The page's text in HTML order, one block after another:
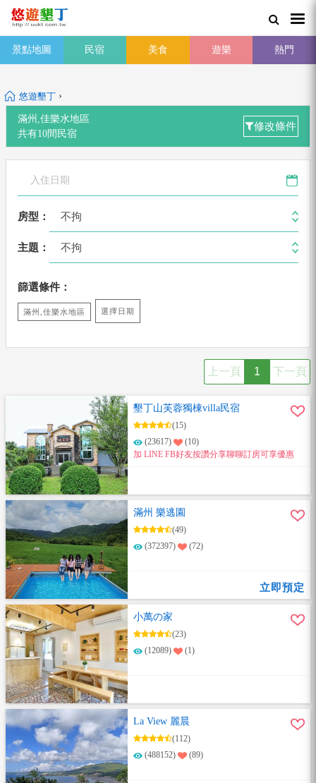
景點地圖 民宿 美食 遊樂 熱門
悠遊墾丁 ›
滿州,佳樂水地區
共有10間 民宿
修改條件
房型： 不拘
主題： 不拘
篩選條件：
滿州,佳樂水地區 選擇日期
上一頁 1 下一頁
墾丁山芙蓉獨棟villa民宿
(15)
(23617)
(10)
加 LINE FB好友按讚分享聊聊訂房可享優惠
滿州 樂逃園
(49)
(372397)
(72)
立即預定
小萬の家
(23)
(12089)
(1)
La View 麗晨
(112)
(488152)
(89)